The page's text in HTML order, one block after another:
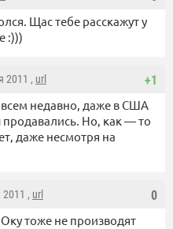
Щас тебе расскажут у
:)))
+1
2011 , url
недавно, даже в США
Но, как — то
даже несмотря на
0
, url
тоже не производят